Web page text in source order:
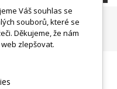
Fitness Žíněnky
X 4mm
Váš souhlas se
souborů, které se
Děkujeme, že nám
zlepšovat.